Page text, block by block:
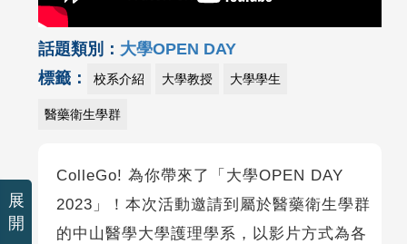
話題類別： 大學OPEN DAY
標籤：
校系介紹 大學教授 大學學生
醫藥衛生學群
ColleGo! 為你帶來了「大學OPEN DAY
2023」！本次活動邀請到屬於醫藥衛生學群
的中山醫學大學護理學系，以影片方式為各
展
開